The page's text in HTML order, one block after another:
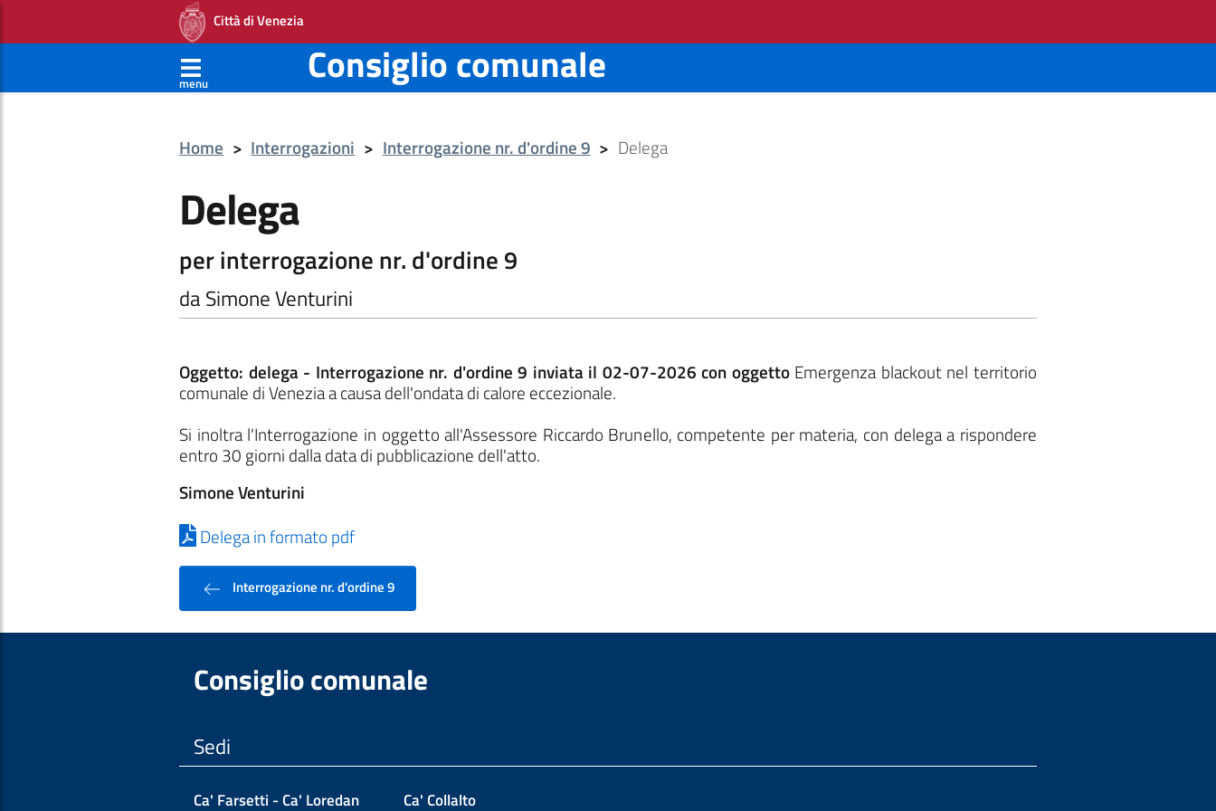
Città di Venezia
menu Consiglio comunale
Home > Interrogazioni > Interrogazione nr. d'ordine 9 > Delega
Delega
per interrogazione nr. d'ordine 9
da Simone Venturini
Oggetto: delega - Interrogazione nr. d'ordine 9 inviata il 02-07-2026 con oggettoEmergenza blackout nel territorio
comunale di Venezia a causa dell'ondata di calore eccezionale.
Si inoltra l'Interrogazione in oggetto all'Assessore Riccardo Brunello, competente per materia, con delega a rispondere
entro 30 giorni dalla data di pubblicazione dell'atto.
Simone Venturini
Delega in formato pdf
Interrogazione nr. d'ordine 9
Consiglio comunale
Sedi
Ca' Farsetti - Ca' Loredan
Ca' Collalto